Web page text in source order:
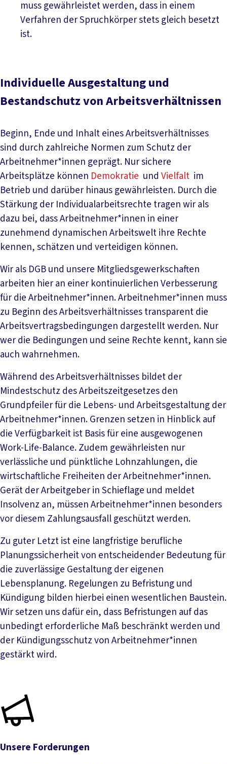
muss gewährleistet werden, dass in einem
Verfahren der Spruchkörper stets gleich besetzt
ist.
Individuelle Ausgestaltung und
Bestandschutz von Arbeitsverhältnissen
Beginn, Ende und Inhalt eines Arbeitsverhältnisses
sind durch zahlreiche Normen zum Schutz der
Arbeitnehmer*innen geprägt. Nur sichere
Arbeitsplätze können Demokratie und Vielfalt im
Betrieb und darüber hinaus gewährleisten. Durch die
Stärkung der Individualarbeitsrechte tragen wir als
dazu bei, dass Arbeitnehmer*innen in einer
zunehmend dynamischen Arbeitswelt ihre Rechte
kennen, schätzen und verteidigen können.
Wir als DGB und unsere Mitgliedsgewerkschaften
arbeiten hier an einer kontinuierlichen Verbesserung
für die Arbeitnehmer*innen. Arbeitnehmer*innen muss
zu Beginn des Arbeitsverhältnisses transparent die
Arbeitsvertragsbedingungen dargestellt werden. Nur
wer die Bedingungen und seine Rechte kennt, kann sie
auch wahrnehmen.
Während des Arbeitsverhältnisses bildet der
Mindestschutz des Arbeitszeitgesetzes den
Grundpfeiler für die Lebens- und Arbeitsgestaltung der
Arbeitnehmer*innen. Grenzen setzen in Hinblick auf
die Verfügbarkeit ist Basis für eine ausgewogenen
Work-Life-Balance. Zudem gewährleisten nur
verlässliche und pünktliche Lohnzahlungen, die
wirtschaftliche Freiheiten der Arbeitnehmer*innen.
Gerät der Arbeitgeber in Schieflage und meldet
Insolvenz an, müssen Arbeitnehmer*innen besonders
vor diesem Zahlungsausfall geschützt werden.
Zu guter Letzt ist eine langfristige berufliche
Planungssicherheit von entscheidender Bedeutung für
die zuverlässige Gestaltung der eigenen
Lebensplanung. Regelungen zu Befristung und
Kündigung bilden hierbei einen wesentlichen Baustein.
Wir setzen uns dafür ein, dass Befristungen auf das
unbedingt erforderliche Maß beschränkt werden und
der Kündigungsschutz von Arbeitnehmer*innen
gestärkt wird.
Unsere Forderungen